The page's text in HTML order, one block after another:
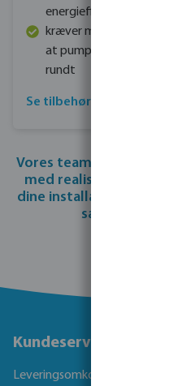
energieffektivt: der
kræver mindre energi
at pumpe vandet
rundt
Se tilbehør til drypslange
Vores team af
med realiseringen af
dine installations- og
sammen
Kundeservice
Leveringsomkostninger og